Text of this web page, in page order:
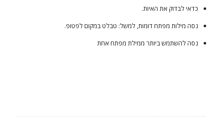
כדאי לבדוק את האיות.
נסה מילות מפתח דומות, למשל: טבלט במקום לפטופ.
נסה להשתמש ביותר ממילת מפתח אחת